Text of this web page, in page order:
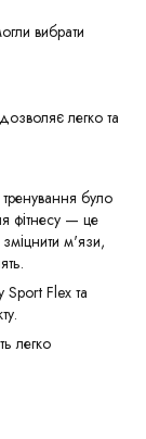
вибрати
легко та
було
фітнесу — це
м'язи,
Flex та
легко